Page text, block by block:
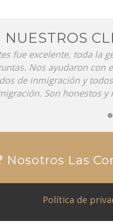
NUESTROS
fue excelente, toda
Nos ayudaron con
de inmigración y
Son honestos y
Nosotros Las
Política de